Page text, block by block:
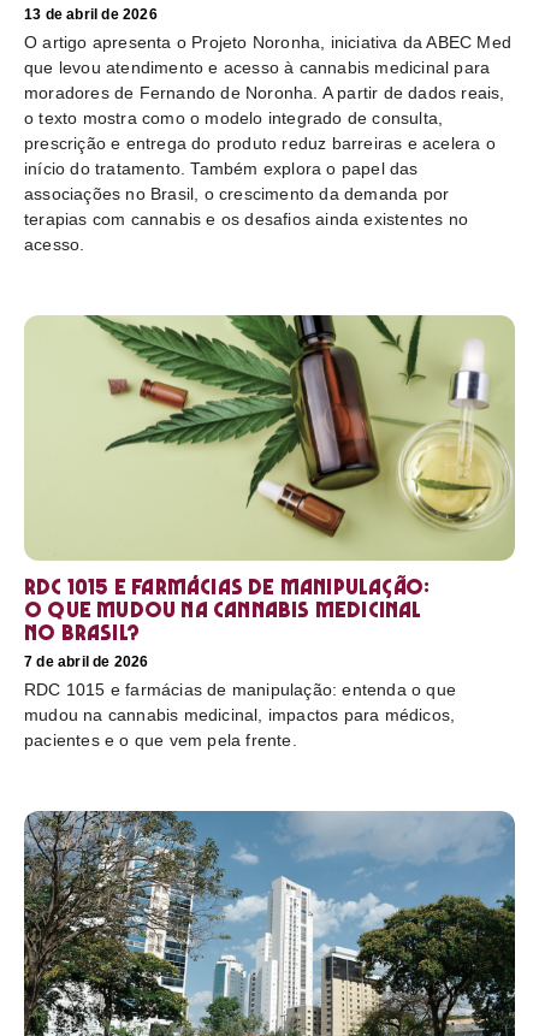
13 de abril de 2026
O artigo apresenta o Projeto Noronha, iniciativa da ABEC Med
que levou atendimento e acesso à cannabis medicinal para
moradores de Fernando de Noronha. A partir de dados reais,
o texto mostra como o modelo integrado de consulta,
prescrição e entrega do produto reduz barreiras e acelera o
início do tratamento. Também explora o papel das
associações no Brasil, o crescimento da demanda por
terapias com cannabis e os desafios ainda existentes no
acesso.
RDC 1015 e farmácias de manipulação:
o que mudou na cannabis medicinal
no Brasil?
7 de abril de 2026
RDC 1015 e farmácias de manipulação: entenda o que
mudou na cannabis medicinal, impactos para médicos,
pacientes e o que vem pela frente.